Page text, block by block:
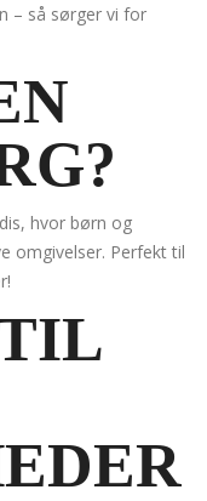
– så sørger vi for
hvor børn og
omgivelser. Perfekt til